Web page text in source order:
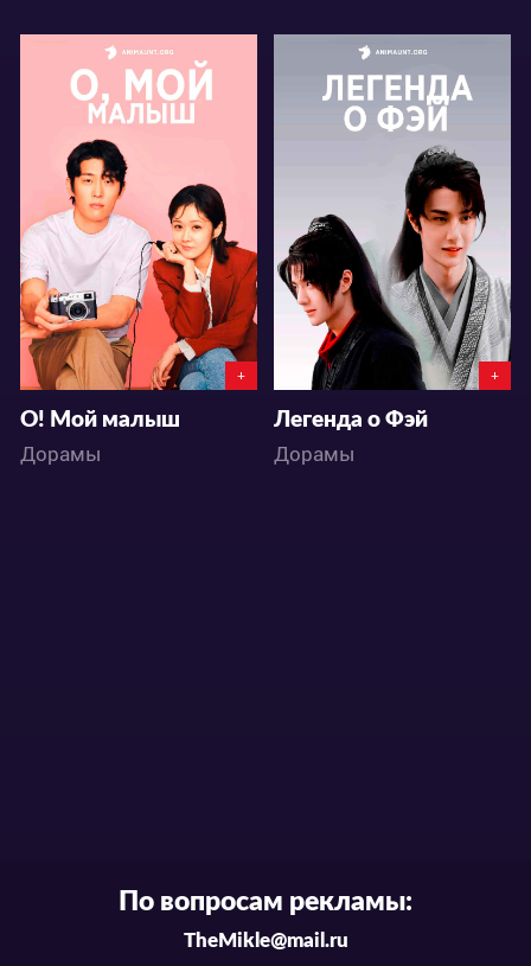
4262
2 1
+
О! Мой малыш
Дорамы
6820
+
Легенда о Фэй
Дорамы
По вопросам рекламы:
TheMikle@mail.ru